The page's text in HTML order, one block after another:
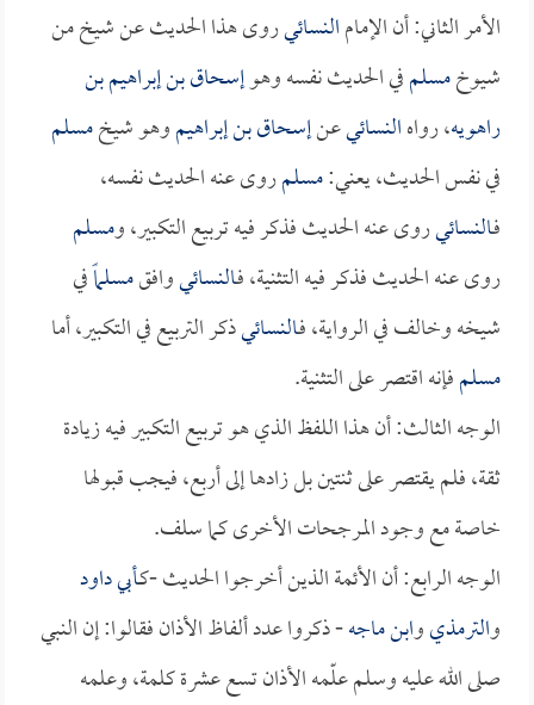
الأمر الثاني: أن الإمامالنسائيروى هذا الحديث عن شيخ من
شيوخمسلمفي الحديث نفسه وهوإسحاق بن إبراهيم بن
راهويه، رواهالنسائيعنإسحاق بن إبراهيموهو شيخمسلم
في نفس الحديث، يعني:مسلمروى عنه الحديث نفسه،
فـالنسائيروى عنه الحديث فذكر فيه تربيع التكبير، ومسلم
روى عنه الحديث فذكر فيه التثنية، فـالنسائيوافقمسلماًفي
شيخه وخالف في الرواية، فـالنسائيذكر التربيع في التكبير، أما
مسلمفإنه اقتصر على التثنية.
الوجه الثالث: أن هذا اللفظ الذي هو تربيع التكبير فيه زيادة
ثقة، فلم يقتصر على ثنتين بل زادها إلى أربع، فيجب قبولها
خاصة مع وجود المرجحات الأخرى كما سلف.
الوجه الرابع: أن الأئمة الذين أخرجوا الحديث -كـأبي داود
والترمذيوابن ماجه- ذكروا عدد ألفاظ الأذان فقالوا: إن النبي
صلى الله عليه وسلم علّمه الأذان تسع عشرة كلمة، وعلمه